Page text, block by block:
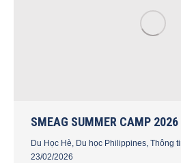
SMEAG SUMMER CAMP 2026
Du Học Hè Du học Philippines Thông
23/02/2026